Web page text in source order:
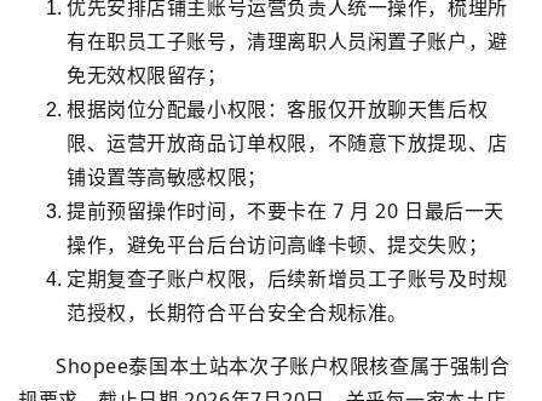
优先安排店铺主账号运营负责人统一操作，梳理所
有在职员工子账号，清理离职人员闲置子账户，避
免无效权限留存；
根据岗位分配最小权限：客服仅开放聊天售后权
限、运营开放商品订单权限，不随意下放提现、店
铺设置等高敏感权限；
提前预留操作时间，不要卡在 7 月 20 日最后一天
操作，避免平台后台访问高峰卡顿、提交失败；
定期复查子账户权限，后续新增员工子账号及时规
范授权，长期符合平台安全合规标准。
Shopee泰国本土站本次子账户权限核查属于强制合